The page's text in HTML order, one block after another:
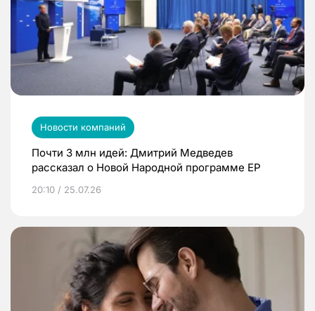
Новости компаний
Почти 3 млн идей: Дмитрий Медведев
рассказал о Новой Народной программе ЕР
20:10 / 25.07.26